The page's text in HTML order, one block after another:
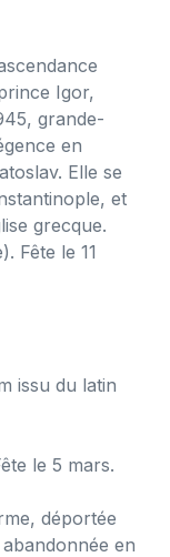
Igor,
grande-
en
Elle se
et
grecque.
Fête le 11
issu du latin
le 5 mars.
déportée
en